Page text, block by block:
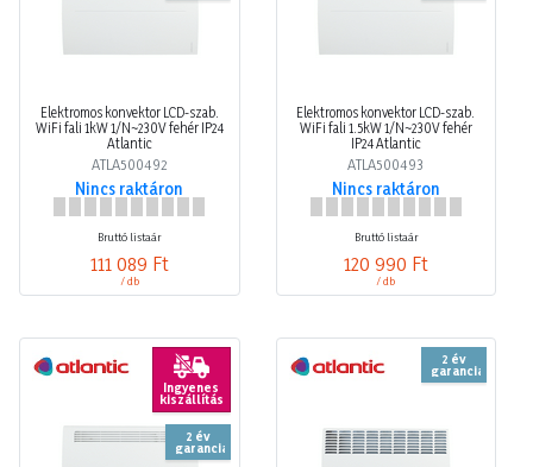
Elektromos konvektor LCD-szab.
WiFi fali 1kW 1/N~230V fehér IP24
Atlantic
ATLA500492
Nincs raktáron
Bruttó listaár
111 089 Ft
/ db
Elektromos konvektor LCD-szab.
WiFi fali 1.5kW 1/N~230V fehér
IP24 Atlantic
ATLA500493
Nincs raktáron
Bruttó listaár
120 990 Ft
/ db
Ingyenes
kiszállítás
2 év
garancia
2 év
garancia